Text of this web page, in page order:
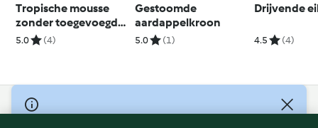
Tropische mousse
zonder toegevoegde
suikers
5.0 (4)
Gestoomde
aardappelkroon
5.0 (1)
Drijvende
4.5 (4)
© Copyright 2026